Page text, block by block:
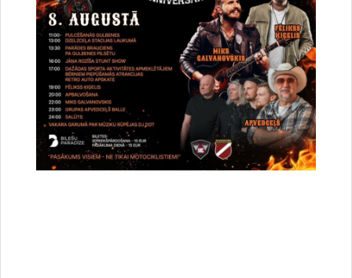
pakalpojumus)
Izmanto Google Analytics, lai samazinātu
pieprasījuma līmeni.
1 minūte
_gid